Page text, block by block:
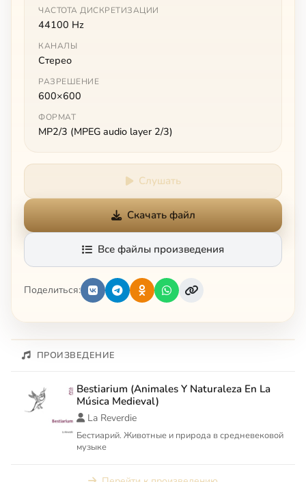
ЧАСТОТА ДИСКРЕТИЗАЦИИ
44100 Hz
КАНАЛЫ
Стерео
РАЗРЕШЕНИЕ
600×600
ФОРМАТ
MP2/3 (MPEG audio layer 2/3)
Слушать
Скачать файл
Все файлы произведения
Поделиться:
ПРОИЗВЕДЕНИЕ
Bestiarium (Animales Y Naturaleza En La
Música Medieval)
La Reverdie
Бестиарий. Животные и природа в средневековой
музыке